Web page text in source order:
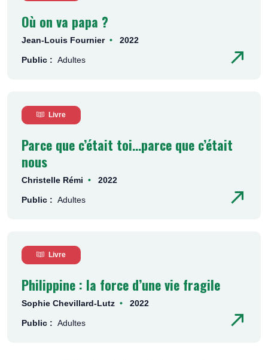
Où on va papa ?
Jean-Louis Fournier 2022
Public : Adultes
Livre
Parce que c’était toi…parce que c’était
nous
Christelle Rémi 2022
Public : Adultes
Livre
Philippine : la force d’une vie fragile
Sophie Chevillard-Lutz 2022
Public : Adultes